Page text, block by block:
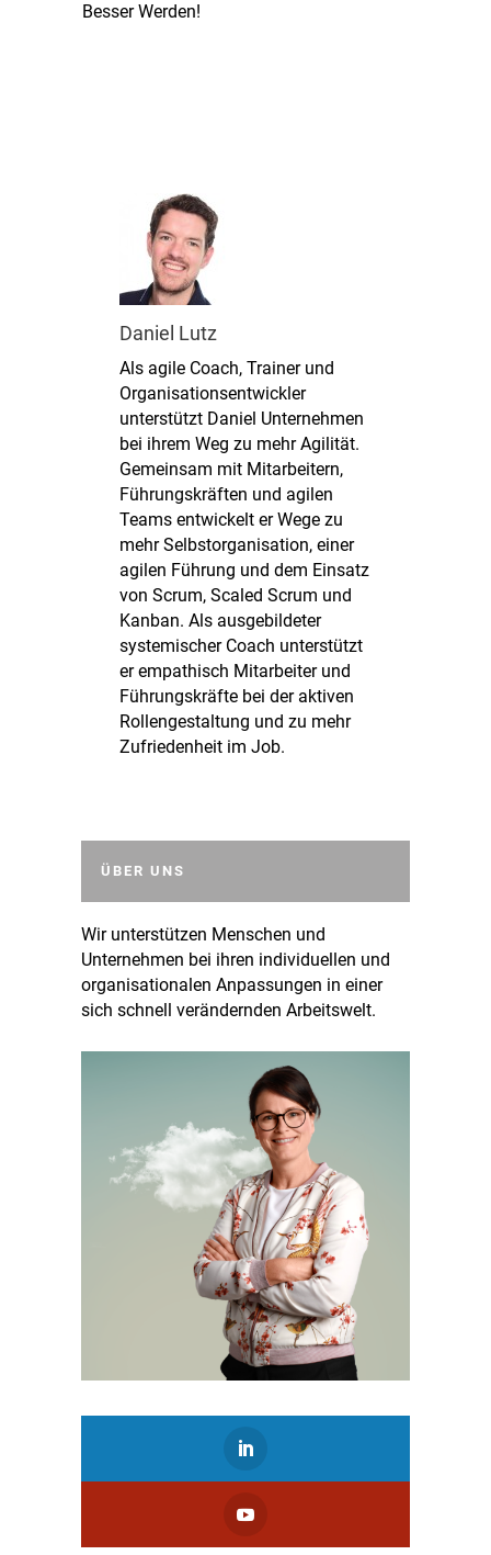
Besser Werden!
Daniel Lutz
Als agile Coach, Trainer und
Organisationsentwickler
unterstützt Daniel Unternehmen
bei ihrem Weg zu mehr Agilität.
Gemeinsam mit Mitarbeitern,
Führungskräften und agilen
Teams entwickelt er Wege zu
mehr Selbstorganisation, einer
agilen Führung und dem Einsatz
von Scrum, Scaled Scrum und
Kanban. Als ausgebildeter
systemischer Coach unterstützt
er empathisch Mitarbeiter und
Führungskräfte bei der aktiven
Rollengestaltung und zu mehr
Zufriedenheit im Job.
ÜBER UNS
Wir unterstützen Menschen und
Unternehmen bei ihren individuellen und
organisationalen Anpassungen in einer
sich schnell verändernden Arbeitswelt.